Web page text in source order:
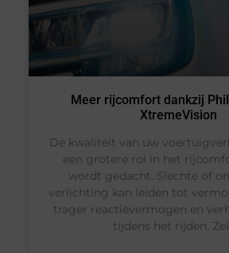
Meer rijcomfort dankzij
XtremeVision
De kwaliteit van uw
een grotere rol in het
wordt gedacht. Slechte of
verlichting kan leiden tot
trager reactievermogen en
tijdens het rijden.